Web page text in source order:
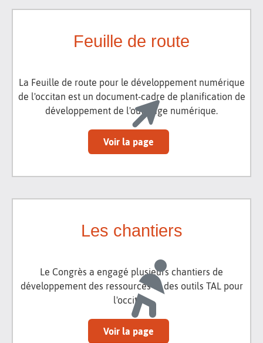
Feuille de route
La Feuille de route pour le développement numérique
de l'occitan est un document-cadre de planification de
développement de l'outillage numérique.
Voir la page
Les chantiers
Le Congrès a engagé plusieurs chantiers de
développement des ressources et des outils TAL pour
l'occitan.
Voir la page